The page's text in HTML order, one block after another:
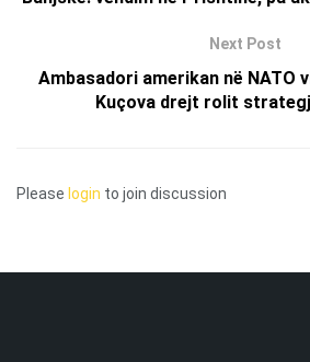
Next Post
Ambasadori amerikan në NATO
Kuçova drejt rolit
Please login to join discussion